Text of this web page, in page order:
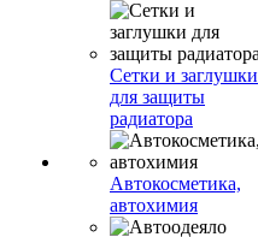
Сетки и заглушки
для защиты
радиатора
Автокосметика,
автохимия